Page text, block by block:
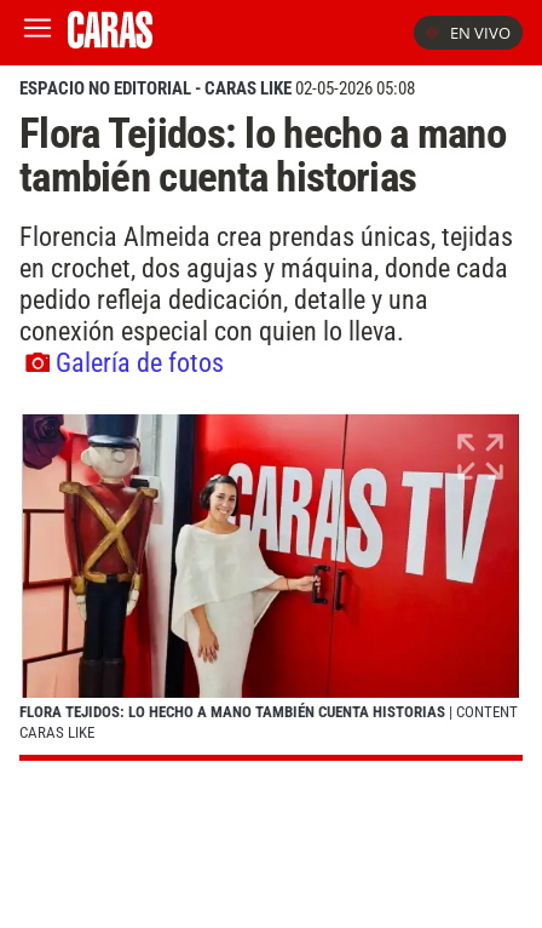
EN VIVO
ESPACIO NO EDITORIAL - CARAS LIKE02-05-2026 05:08
Flora Tejidos: lo hecho a mano
también cuenta historias
Florencia Almeida crea prendas únicas, tejidas
en crochet, dos agujas y máquina, donde cada
pedido refleja dedicación, detalle y una
conexión especial con quien lo lleva.
Galería de fotos
FLORA TEJIDOS: LO HECHO A MANO TAMBIÉN CUENTA HISTORIAS | CONTENT
CARAS LIKE